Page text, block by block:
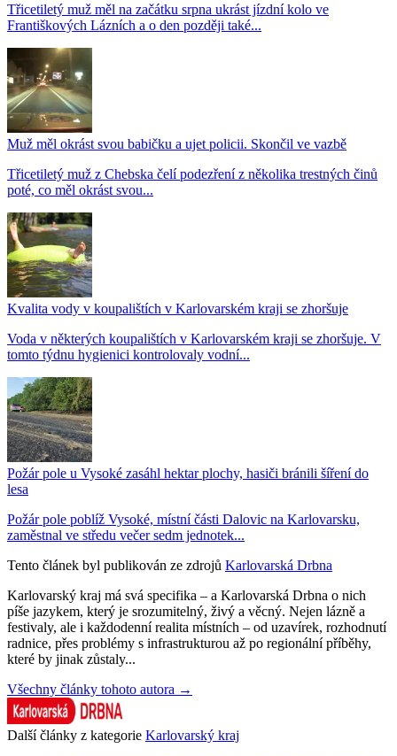
Třicetiletý muž měl na začátku srpna ukrást jízdní kolo ve
Františkových Lázních a o den později také...
Muž měl okrást svou babičku a ujet policii. Skončil ve vazbě
Třicetiletý muž z Chebska čelí podezření z několika trestných činů
poté, co měl okrást svou...
Kvalita vody v koupalištích v Karlovarském kraji se zhoršuje
Voda v některých koupalištích v Karlovarském kraji se zhoršuje. V
tomto týdnu hygienici kontrolovaly vodní...
Požár pole u Vysoké zasáhl hektar plochy, hasiči bránili šíření do
lesa
Požár pole poblíž Vysoké, místní části Dalovic na Karlovarsku,
zaměstnal ve středu večer sedm jednotek...
Tento článek byl publikován ze zdrojů Karlovarská Drbna
Karlovarský kraj má svá specifika – a Karlovarská Drbna o nich
píše jazykem, který je srozumitelný, živý a věcný. Nejen lázně a
festivaly, ale i každodenní realita místních – od uzavírek, rozhodnutí
radnice, přes problémy s infrastrukturou až po regionální příběhy,
které by jinak zůstaly...
Všechny články tohoto autora →
Další články z kategorie Karlovarský kraj